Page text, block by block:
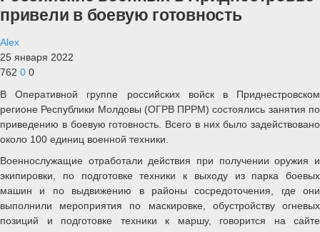
привели в боевую готовность
Alex
25 января 2022
762 0 0
В Оперативной группе российских войск в Приднестровском
регионе Республики Молдовы (ОГРВ ПРРМ) состоялись занятия по
приведению в боевую готовность. Всего в них было задействовано
около 100 единиц военной техники.
Военнослужащие отработали действия при получении оружия и
экипировки, по подготовке техники к выходу из парка боевых
машин и по выдвижению в районы сосредоточения, где они
выполнили мероприятия по маскировке, обустройству огневых
позиций и подготовке техники к маршу, говорится на сайте